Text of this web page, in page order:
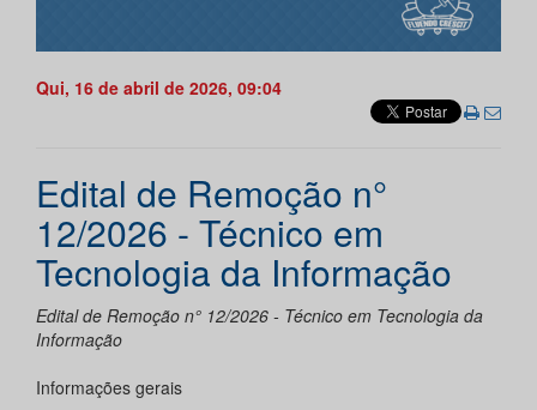
Qui, 16 de abril de 2026, 09:04
Edital de Remoção n°
12/2026 - Técnico em
Tecnologia da Informação
Edital de Remoção n° 12/2026 - Técnico em Tecnologia da
Informação
Informações gerais